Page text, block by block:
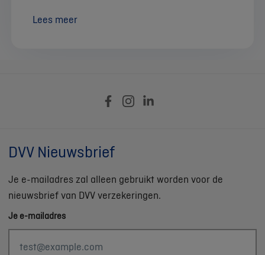
Lees meer
DVV Nieuwsbrief
Je e-mailadres zal alleen gebruikt worden voor de
nieuwsbrief van DVV verzekeringen.
Je e-mailadres